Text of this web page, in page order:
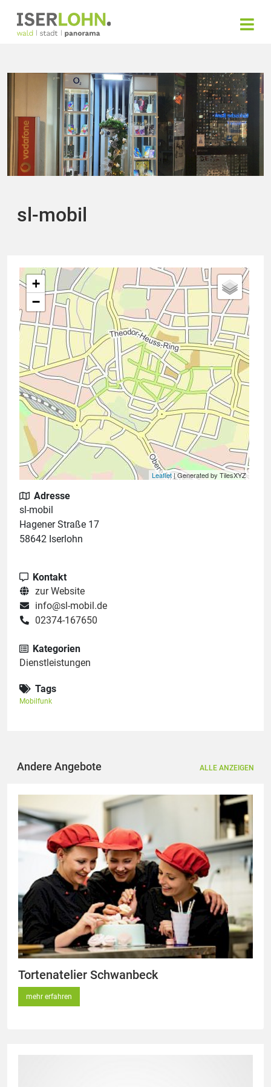
sl-mobil
+
−
Leaflet| Generated by TilesXYZ
Adresse
sl-mobil
Hagener Straße 17
58642 Iserlohn
Kontakt
zur Website
info@sl-mobil.de
02374-167650
Kategorien
Dienstleistungen
Tags
Mobilfunk
Andere Angebote ALLE ANZEIGEN
Tortenatelier Schwanbeck
mehr erfahren